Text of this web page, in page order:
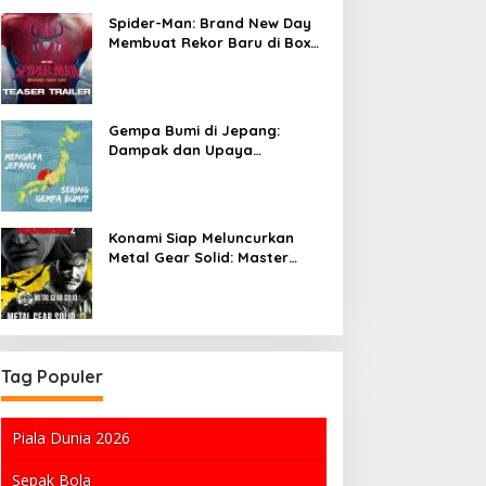
Spider-Man: Brand New Day
Membuat Rekor Baru di Box
Gempa Bumi di Jepang:
Dampak dan Upaya
Konami Siap Meluncurkan
Metal Gear Solid: Master
Tag Populer
Piala Dunia 2026
Sepak Bola